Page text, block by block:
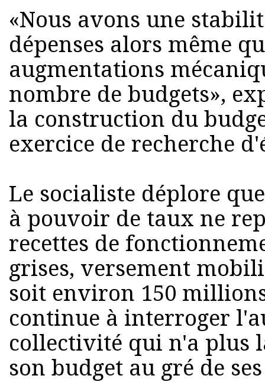
«Nous avons une
dépenses alors même
augmentations
nombre de budgets»,
la construction du
exercice de recherche
Le socialiste déplore
à pouvoir de taux ne
recettes de
grises, versement
soit environ 150
continue à interroger
collectivité qui n'a plus
son budget au gré de